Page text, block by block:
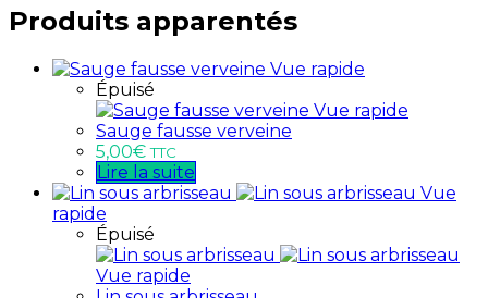
Produits apparentés
Vue rapide
Épuisé
Vue rapide
Sauge fausse verveine
5,00€ TTC
Lire la suite
Vue
rapide
Épuisé
Vue rapide